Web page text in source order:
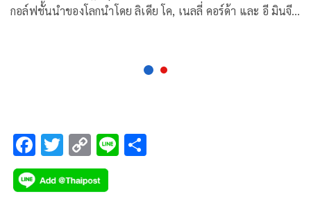
กอล์ฟชั้นนำของโลกนำโดย ลิเดีย โค, เนลลี่ คอร์ด้า และ อี มินจี
ร่วมชิงชัยศึกกอล์ฟอาชีพสตรีรายการสุดยิ่งใหญ่ของเอเชีย “เอช
F
ac
e
T
wi
tt
C
o
p
Li